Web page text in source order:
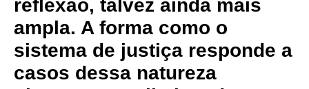
reflexão, talvez ainda mais
ampla. A forma como o
sistema de justiça responde a
casos dessa natureza